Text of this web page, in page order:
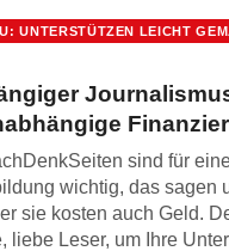
UNTERSTÜTZEN LEICHT
sind für
wichtig, das sagen
sie kosten auch Geld.
liebe Leser, um Ihre